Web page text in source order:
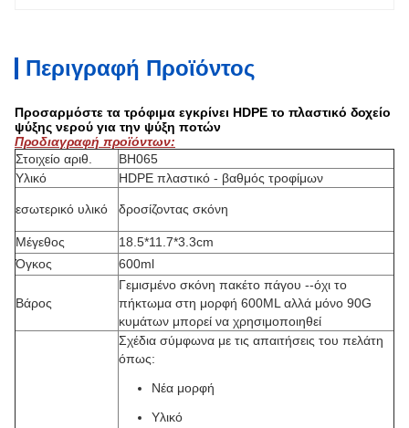
Περιγραφή Προϊόντος
Προσαρμόστε τα τρόφιμα εγκρίνει HDPE το πλαστικό δοχείο
ψύξης νερού για την ψύξη ποτών
Προδιαγραφή προϊόντων:
Στοιχείο αριθ.
BH065
Υλικό
HDPE πλαστικό - βαθμός τροφίμων
εσωτερικό υλικό δροσίζοντας σκόνη
Μέγεθος
18.5*11.7*3.3cm
Όγκος
600ml
Βάρος
Γεμισμένο σκόνη πακέτο πάγου --όχι το
πήκτωμα στη μορφή 600ML αλλά μόνο 90G
κυμάτων μπορεί να χρησιμοποιηθεί
Σχέδια σύμφωνα με τις απαιτήσεις του πελάτη
όπως:
Νέα μορφή
Υλικό